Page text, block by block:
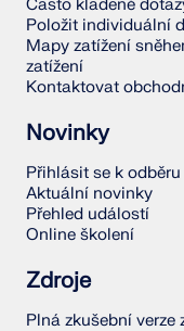
Často kladené
Položit individuální
Mapy zatížení
zatížení
Kontaktovat
Novinky
Přihlásit se k
Aktuální novinky
Přehled událostí
Online školení
Zdroje
Plná zkušební verze